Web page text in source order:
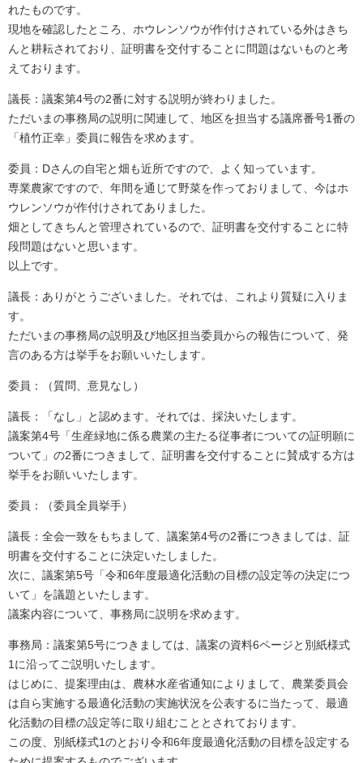
れたものです。
現地を確認したところ、ホウレンソウが作付けされている外はきち
んと耕耘されており、証明書を交付することに問題はないものと考
えております。
議長：議案第4号の2番に対する説明が終わりました。
ただいまの事務局の説明に関連して、地区を担当する議席番号1番の
「植竹正幸」委員に報告を求めます。
委員：Dさんの自宅と畑も近所ですので、よく知っています。
専業農家ですので、年間を通じて野菜を作っておりまして、今はホ
ウレンソウが作付けされてありました。
畑としてきちんと管理されているので、証明書を交付することに特
段問題はないと思います。
以上です。
議長：ありがとうございました。それでは、これより質疑に入りま
す。
ただいまの事務局の説明及び地区担当委員からの報告について、発
言のある方は挙手をお願いいたします。
委員：（質問、意見なし）
議長：「なし」と認めます。それでは、採決いたします。
議案第4号「生産緑地に係る農業の主たる従事者についての証明願に
ついて」の2番につきまして、証明書を交付することに賛成する方は
挙手をお願いいたします。
委員：（委員全員挙手）
議長：全会一致をもちまして、議案第4号の2番につきましては、証
明書を交付することに決定いたしました。
次に、議案第5号「令和6年度最適化活動の目標の設定等の決定につ
いて」を議題といたします。
議案内容について、事務局に説明を求めます。
事務局：議案第5号につきましては、議案の資料6ページと別紙様式
1に沿ってご説明いたします。
はじめに、提案理由は、農林水産省通知によりまして、農業委員会
は自ら実施する最適化活動の実施状況を公表するに当たって、最適
化活動の目標の設定等に取り組むこととされております。
この度、別紙様式1のとおり令和6年度最適化活動の目標を設定する